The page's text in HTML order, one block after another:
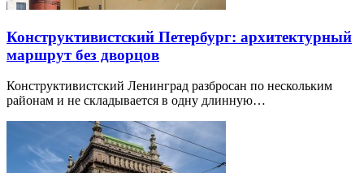
Конструктивистский Петербург: архитектурный
маршрут без дворцов
Конструктивистский Ленинград разбросан по нескольким
районам и не складывается в одну длинную…